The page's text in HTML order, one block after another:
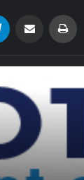
Email'den paylaş